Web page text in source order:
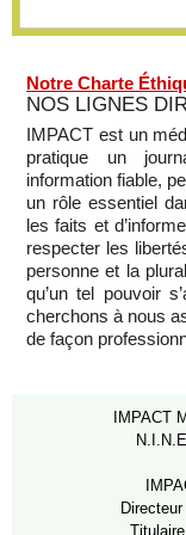
Notre Charte
NOS LIGNES
IMPACT est un
pratique un
information fiable,
un rôle essentiel
les faits et
respecter les
personne et la
qu’un tel pouvoir
cherchons à nous
de façon
IMPACT